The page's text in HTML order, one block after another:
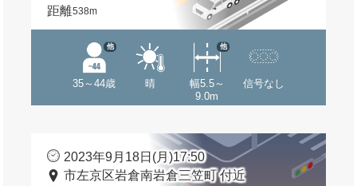
距離538m
35～44歳
他
晴
幅5.5～
9.0m
他
信号なし
2023年9月18日(月)17:50
市左京区岩倉南岩倉三笠町 付近